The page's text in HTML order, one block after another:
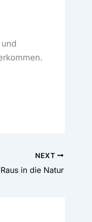
NEXT
Raus in die Natur